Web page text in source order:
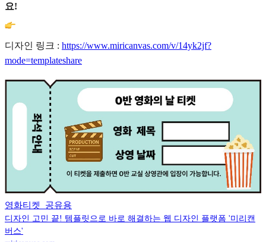
요!
디자인 링크 : https://www.miricanvas.com/v/14yk2jf?
mode=templateshare
영화티켓_공유용
디자인 고민 끝! 템플릿으로 바로 해결하는 웹 디자인 플랫폼 '미리캔
버스'